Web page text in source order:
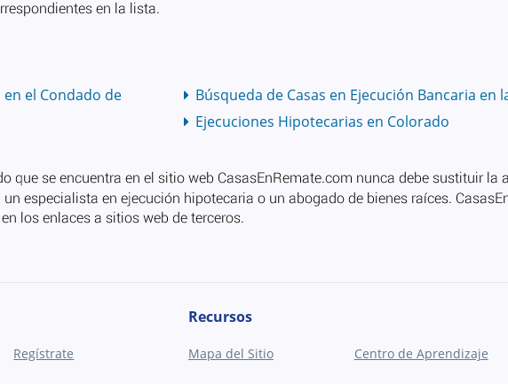
en el Condado de
Búsqueda de Casas en Ejecución Bancaria en
Ejecuciones Hipotecarias en Colorado
Regístrate
Recursos
Mapa del Sitio Centro de Aprendizaje